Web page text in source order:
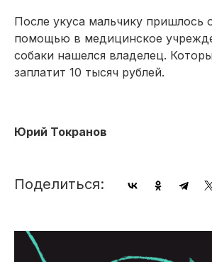
После укуса мальчику пришлось
помощью в медицинское
собаки нашелся владелец.
заплатит 10 тысяч рублей.
Юрий Токранов
Поделиться: